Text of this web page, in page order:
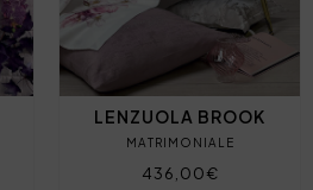
LENZUOLA BROOK
MATRIMONIALE
436,00€